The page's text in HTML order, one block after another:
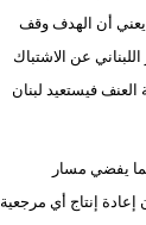
يعني أن الهدف وقف
عن الاشتباك
العنف فيستعيد لبنان
يفضي مسار
إعادة إنتاج أي مرجعية